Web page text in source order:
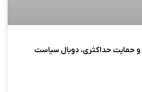
و حمایت حداکثری، دوبال سیاست